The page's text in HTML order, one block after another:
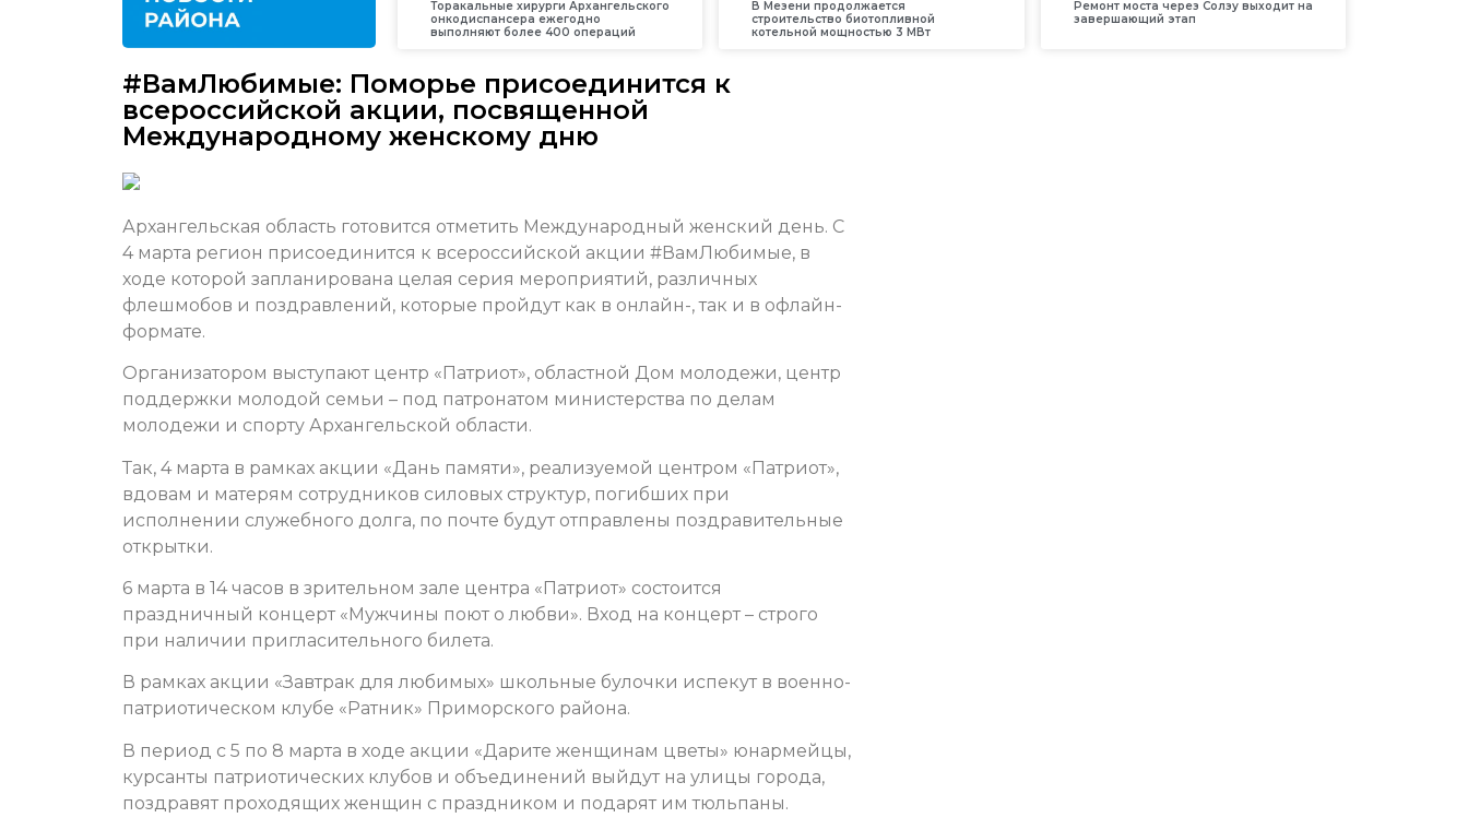
Торакальные хирурги Архангельского
онкодиспансера ежегодно
выполняют более 400 операций
В Мезени продолжается
строительство биотопливной
котельной мощностью 3 МВт
Ремонт моста через Солзу выходит на
завершающий этап
#ВамЛюбимые: Поморье присоединится к
всероссийской акции, посвященной
Международному женскому дню
Архангельская область готовится отметить Международный женский день. С
4 марта регион присоединится к всероссийской акции #ВамЛюбимые, в
ходе которой запланирована целая серия мероприятий, различных
флешмобов и поздравлений, которые пройдут как в онлайн-, так и в офлайн-
формате.
Организатором выступают центр «Патриот», областной Дом молодежи, центр
поддержки молодой семьи – под патронатом министерства по делам
молодежи и спорту Архангельской области.
Так, 4 марта в рамках акции «Дань памяти», реализуемой центром «Патриот»,
вдовам и матерям сотрудников силовых структур, погибших при
исполнении служебного долга, по почте будут отправлены поздравительные
открытки.
6 марта в 14 часов в зрительном зале центра «Патриот» состоится
праздничный концерт «Мужчины поют о любви». Вход на концерт – строго
при наличии пригласительного билета.
В рамках акции «Завтрак для любимых» школьные булочки испекут в военно-
патриотическом клубе «Ратник» Приморского района.
В период с 5 по 8 марта в ходе акции «Дарите женщинам цветы» юнармейцы,
курсанты патриотических клубов и объединений выйдут на улицы города,
поздравят проходящих женщин с праздником и подарят им тюльпаны.